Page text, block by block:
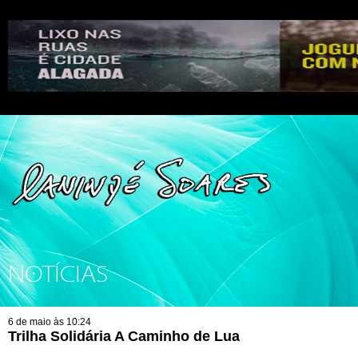
NOTÍCIAS
6 de maio às 10:24
Trilha Solidária A Caminho de Lua